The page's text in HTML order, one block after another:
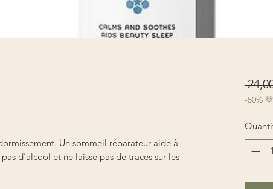
Un sommeil réparateur aide à
d’alcool et ne laisse pas de traces sur les
-50% 💚